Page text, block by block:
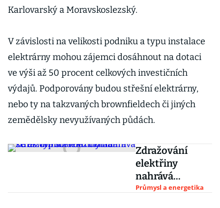
Karlovarský a Moravskoslezský.
V závislosti na velikosti podniku a typu instalace
elektrárny mohou zájemci dosáhnout na dotaci
ve výši až 50 procent celkových investičních
výdajů. Podporovány budou střešní elektrárny,
nebo ty na takzvaných brownfieldech či jiných
zemědělsky nevyužívaných půdách.
Zdražování
elektřiny
nahrává
střešním
Průmysl a energetika